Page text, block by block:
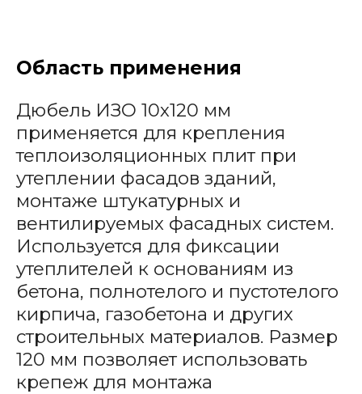
Область применения
Дюбель ИЗО 10х120 мм
применяется для крепления
теплоизоляционных плит при
утеплении фасадов зданий,
монтаже штукатурных и
вентилируемых фасадных систем.
Используется для фиксации
утеплителей к основаниям из
бетона, полнотелого и пустотелого
кирпича, газобетона и других
строительных материалов. Размер
120 мм позволяет использовать
крепеж для монтажа